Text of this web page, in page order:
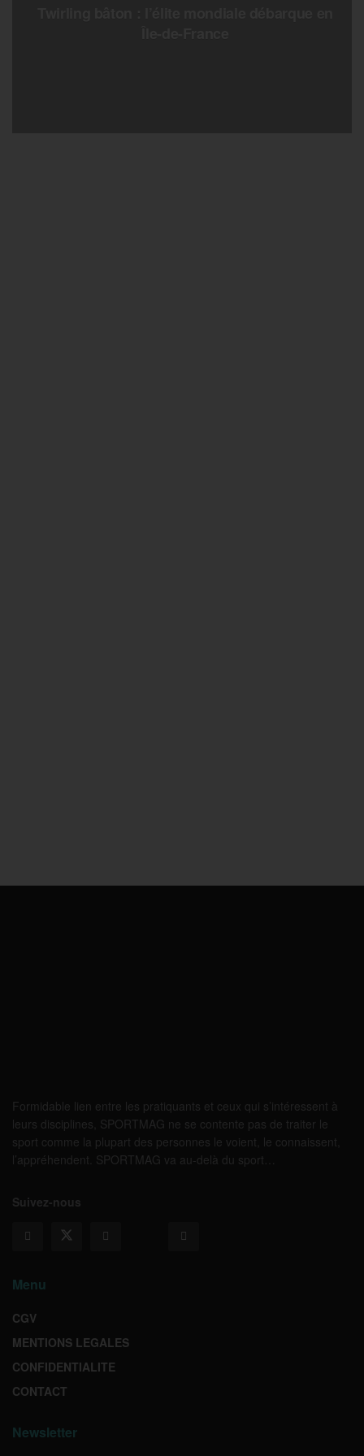
Formidable lien entre les pratiquants et ceux qui s’intéressent à
leurs disciplines, SPORTMAG ne se contente pas de traiter le
sport comme la plupart des personnes le voient, le connaissent,
l’appréhendent. SPORTMAG va au-delà du sport…
Suivez-nous
Menu
CGV
MENTIONS LEGALES
CONFIDENTIALITE
CONTACT
Newsletter